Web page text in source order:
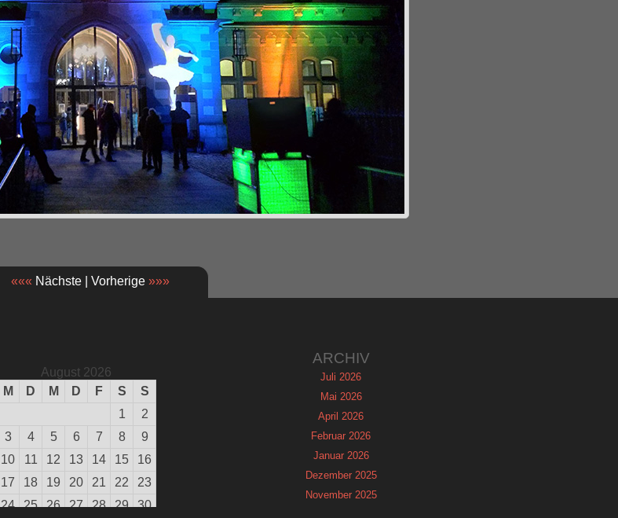
««« Nächste | Vorherige »»»
August 2026
M
D M D F S
S
1
2
3
4 5 6 7 8
9
10
11 12 13 14 15
16
17
18 19 20 21 22
23
24
25 26 27 28 29 30
ARCHIV
Juli 2026
Mai 2026
April 2026
Februar 2026
Januar 2026
Dezember 2025
November 2025